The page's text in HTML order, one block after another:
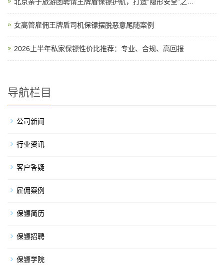
女高管雇佣王牌盾司机保镖摆脱恶意尾随案例
2026上半年私家保镖性价比推荐：专业、合规、高回报
导航栏目
公司新闻
行业资讯
客户答疑
雇佣案例
保镖简历
保镖招聘
保镖学院